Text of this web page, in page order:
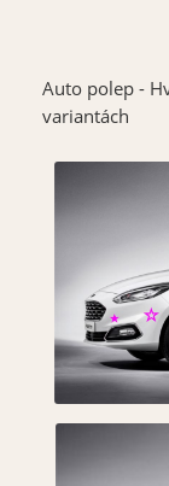
Auto polep -
variantách